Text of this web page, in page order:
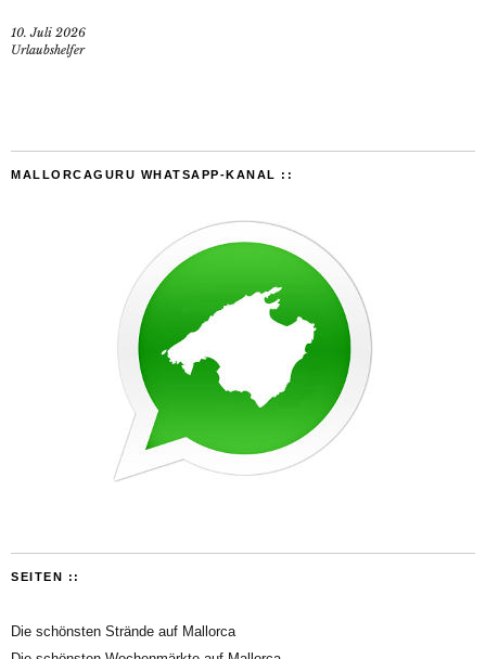
10. Juli 2026
Urlaubshelfer
MALLORCAGURU WHATSAPP-KANAL ::
SEITEN ::
Die schönsten Strände auf Mallorca